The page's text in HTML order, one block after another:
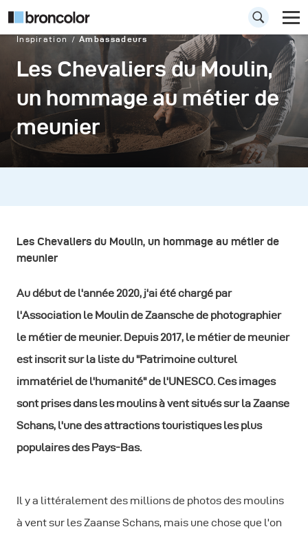
Inspiration Ambassadeurs
Les Chevaliers du Moulin,
un hommage au métier de
meunier
Les Chevaliers du Moulin, un hommage au métier de
meunier
Au début de l'année 2020, j'ai été chargé par
l'Association le Moulin de Zaansche de photographier
le métier de meunier. Depuis 2017, le métier de meunier
est inscrit sur la liste du "Patrimoine culturel
immatériel de l'humanité" de l'UNESCO. Ces images
sont prises dans les moulins à vent situés sur la Zaanse
Schans, l'une des attractions touristiques les plus
populaires des Pays-Bas.
Il y a littéralement des millions de photos des moulins
à vent sur les Zaanse Schans, mais une chose que l'on